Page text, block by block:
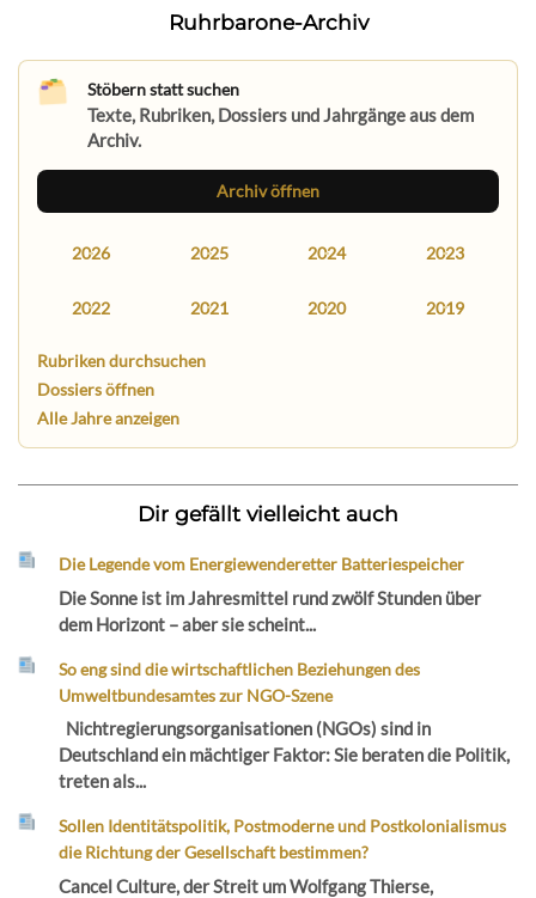
Ruhrbarone-Archiv
Stöbern statt suchen
Texte, Rubriken, Dossiers und Jahrgänge aus dem
Archiv.
Archiv öffnen
2026 2025 2024 2023
2022 2021 2020 2019
Rubriken durchsuchen
Dossiers öffnen
Alle Jahre anzeigen
Dir gefällt vielleicht auch
Die Legende vom Energiewenderetter Batteriespeicher
Die Sonne ist im Jahresmittel rund zwölf Stunden über
dem Horizont – aber sie scheint...
So eng sind die wirtschaftlichen Beziehungen des
Umweltbundesamtes zur NGO-Szene
Nichtregierungsorganisationen (NGOs) sind in
Deutschland ein mächtiger Faktor: Sie beraten die Politik,
treten als...
Sollen Identitätspolitik, Postmoderne und Postkolonialismus
die Richtung der Gesellschaft bestimmen?
Cancel Culture, der Streit um Wolfgang Thierse,